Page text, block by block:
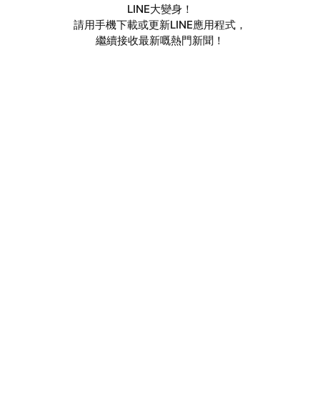
LINE大變身！
請用手機下載或更新LINE應用程式，
繼續接收最新嘅熱門新聞！